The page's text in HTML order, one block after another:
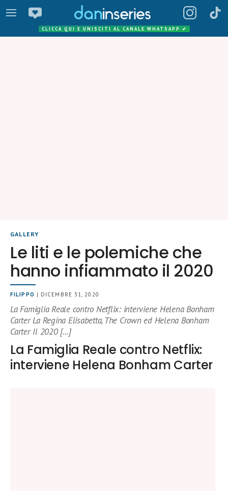
CLICCA QUI E UNISCITI AL CANALE WHATSAPP ✔
GALLERY
Le liti e le polemiche che
hanno infiammato il 2020
FILIPPO | DICEMBRE 31, 2020
La Famiglia Reale contro Netflix: interviene Helena Bonham
Carter La Regina Elisabetta, The Crown ed Helena Bonham
Carter Il 2020 […]
La Famiglia Reale contro Netflix:
interviene Helena Bonham Carter